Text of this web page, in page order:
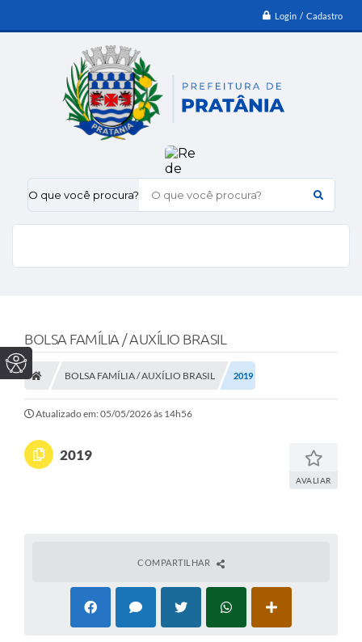
Login / Cadastro
O que você procura?
BOLSA FAMÍLIA / AUXÍLIO BRASIL
BOLSA FAMÍLIA / AUXÍLIO BRASIL 2019
Atualizado em: 05/05/2026 às 14h56
2019
AVALIAR
COMPARTILHAR